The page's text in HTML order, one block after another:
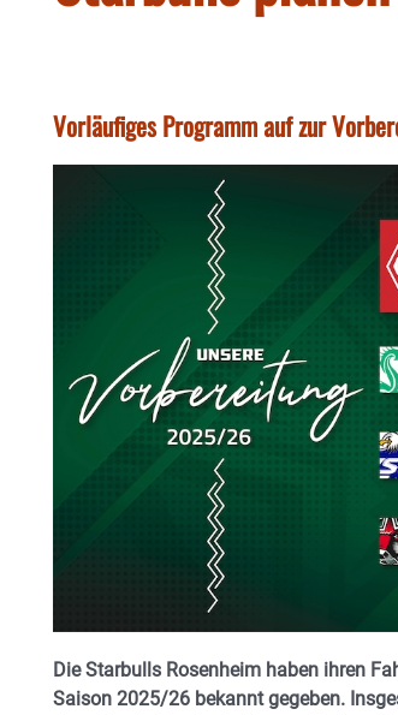
Vorläufiges Programm auf zur
Die Starbulls Rosenheim haben ihren
Saison 2025/26 bekannt gegeben.